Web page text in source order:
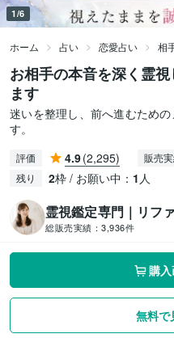
1/6
ホーム 占い 恋愛占い 相
お相手の本音を深く霊
ます
迷いを整理し、前へ進むため
す。
評価 4.9(2,295) 販売
残り 2枠 / お願い中： 1 人
霊視鑑定専門｜リフ
総販売実績： 3,936件
購
無料で